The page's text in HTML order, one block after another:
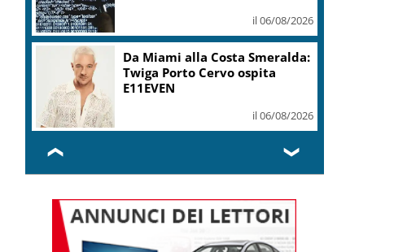
il 06/08/2026
Da Miami alla Costa Smeralda:
Twiga Porto Cervo ospita
E11EVEN
il 06/08/2026
❮ ❯